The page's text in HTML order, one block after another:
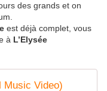
des grands et on
est déjà complet, vous
à L’Elysée
Music Video)